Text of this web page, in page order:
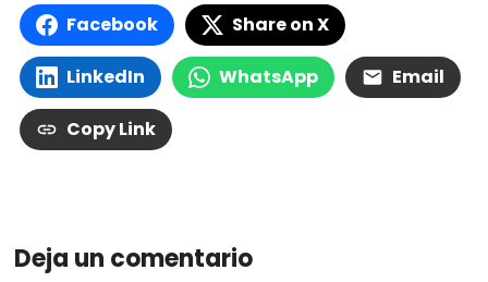
Facebook Share on X
LinkedIn WhatsApp Email
Copy Link
Deja un comentario